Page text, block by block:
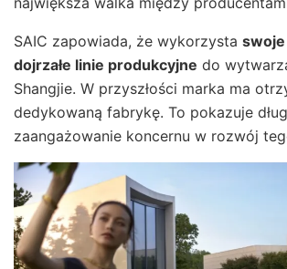
SAIC zapowiada, że wykorzysta
dojrzałe linie produkcyjne do
Shangjie. W przyszłości marka ma
dedykowaną fabrykę. To pokazuje
zaangażowanie koncernu w rozwój